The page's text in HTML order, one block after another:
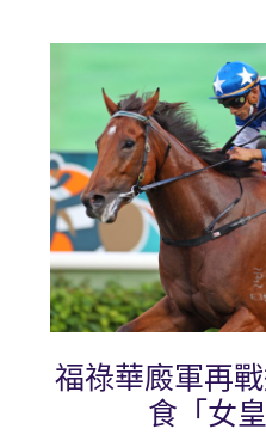
福祿華廄軍再
食「女